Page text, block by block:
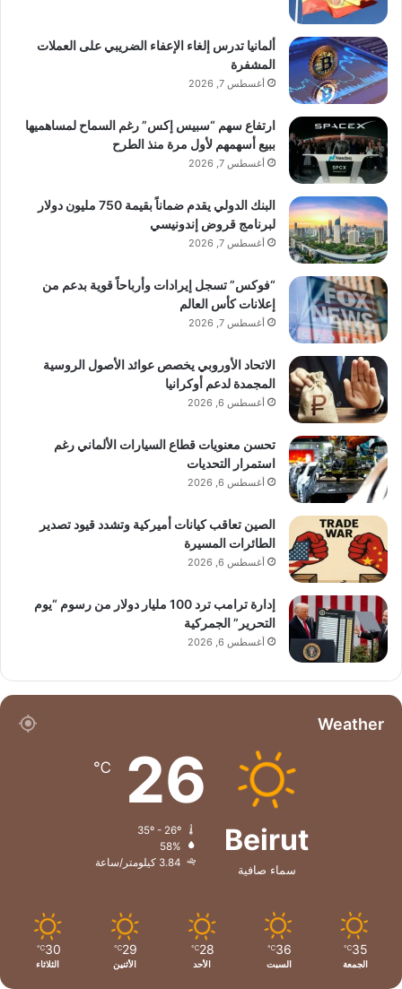
ألمانيا تدرس إلغاء الإعفاء الضريبي على العملات
المشفرة
أغسطس 7, 2026
ارتفاع سهم “سبيس إكس” رغم السماح لمساهميها
ببيع أسهمهم لأول مرة منذ الطرح
أغسطس 7, 2026
البنك الدولي يقدم ضماناً بقيمة 750 مليون دولار
لبرنامج قروض إندونيسي
أغسطس 7, 2026
“فوكس” تسجل إيرادات وأرباحاً قوية بدعم من
إعلانات كأس العالم
أغسطس 7, 2026
الاتحاد الأوروبي يخصص عوائد الأصول الروسية
المجمدة لدعم أوكرانيا
أغسطس 6, 2026
تحسن معنويات قطاع السيارات الألماني رغم
استمرار التحديات
أغسطس 6, 2026
الصين تعاقب كيانات أميركية وتشدد قيود تصدير
الطائرات المسيرة
أغسطس 6, 2026
إدارة ترامب ترد 100 مليار دولار من رسوم “يوم
التحرير” الجمركية
أغسطس 6, 2026
Weather
Beirut
سماء صافية
26
℃
58%
3.84 كيلومتر/ساعة
35
℃
الجمعة
36
℃
السبت
28
℃
الأحد
29
℃
الأثنين
30
℃
الثلاثاء